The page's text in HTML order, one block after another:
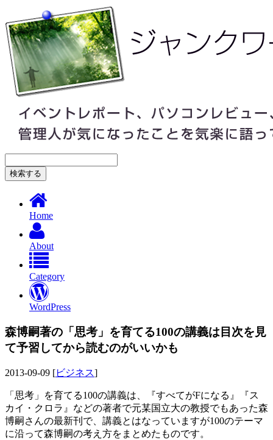
Home
About
Category
WordPress
森博嗣著の「思考」を育てる100の講義は目次を見
て予習してから読むのがいいかも
2013-09-09 [ビジネス]
「思考」を育てる100の講義は、『すべてがFになる』『ス
カイ・クロラ』などの著者で元某国立大の教授でもあった森
博嗣さんの最新刊で、講義とはなっていますが100のテーマ
に沿って森博嗣の考え方をまとめたものです。